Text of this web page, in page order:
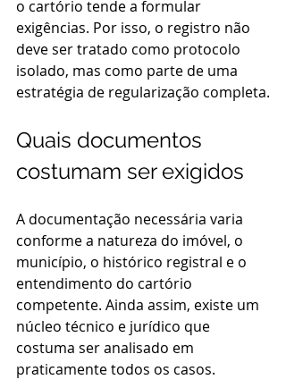
o cartório tende a formular
exigências. Por isso, o registro não
deve ser tratado como protocolo
isolado, mas como parte de uma
estratégia de regularização completa.
Quais documentos
costumam ser exigidos
A documentação necessária varia
conforme a natureza do imóvel, o
município, o histórico registral e o
entendimento do cartório
competente. Ainda assim, existe um
núcleo técnico e jurídico que
costuma ser analisado em
praticamente todos os casos.